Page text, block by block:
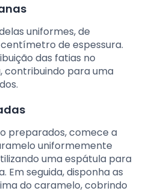
uniformes, de
de espessura.
das fatias no
contribuindo para uma
preparados, comece a
uniformemente
uma espátula para
Em seguida, disponha as
do caramelo, cobrindo